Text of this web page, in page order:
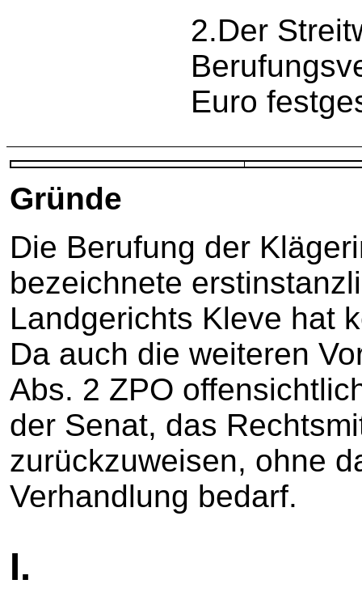
2.Der
Euro
Gründe
Die Berufung der
bezeichnete
Landgerichts Kleve hat
Da auch die weiteren
Abs. 2 ZPO
der Senat, das
zurückzuweisen, ohne
Verhandlung bedarf.
I.